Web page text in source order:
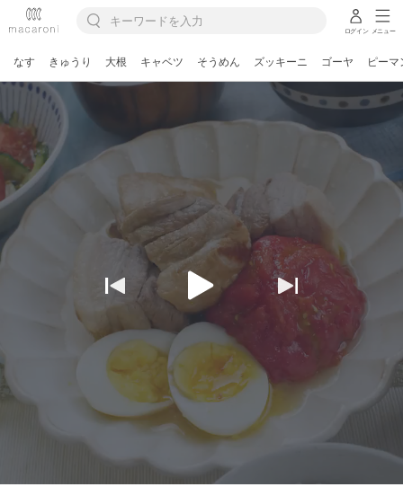
ログイン メニュー
なす きゅうり 大根 キャベツ そうめん ズッキーニ ゴーヤ ピーマ